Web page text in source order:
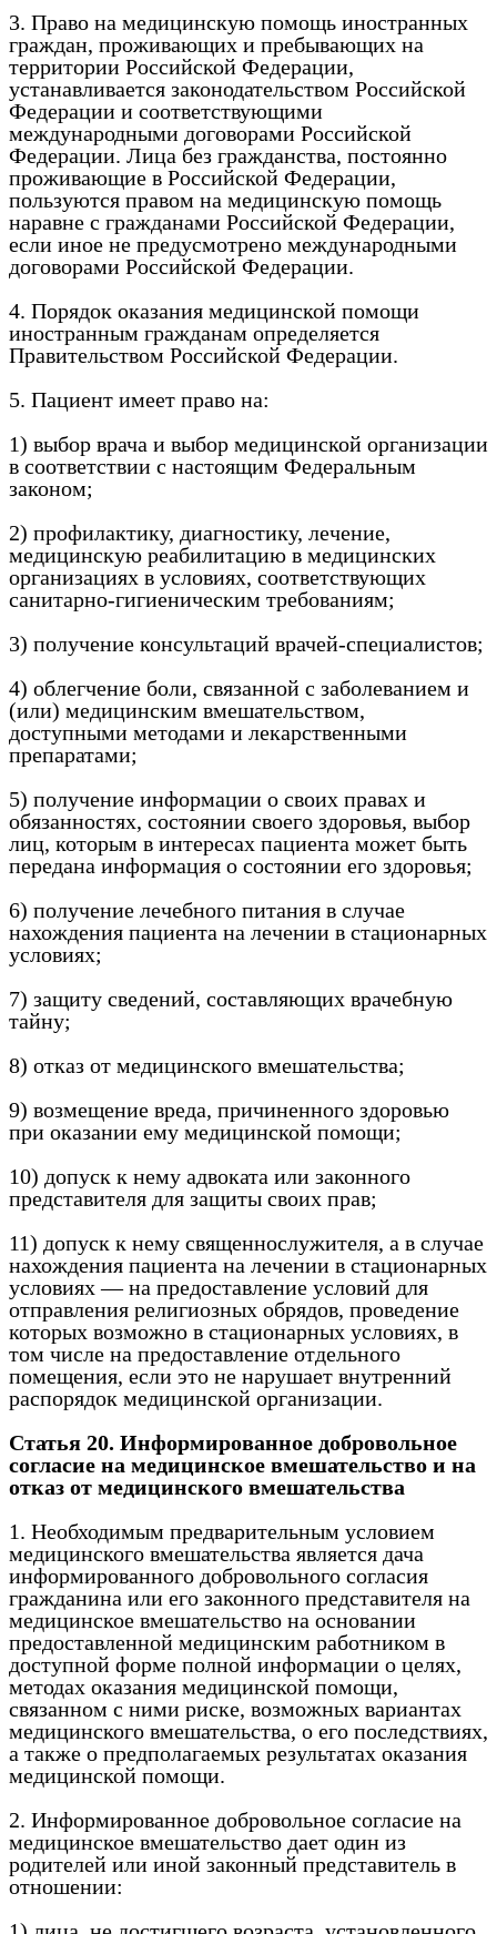
3. Право на медицинскую помощь иностранных
граждан, проживающих и пребывающих на
территории Российской Федерации,
устанавливается законодательством Российской
Федерации и соответствующими
международными договорами Российской
Федерации. Лица без гражданства, постоянно
проживающие в Российской Федерации,
пользуются правом на медицинскую помощь
наравне с гражданами Российской Федерации,
если иное не предусмотрено международными
договорами Российской Федерации.
4. Порядок оказания медицинской помощи
иностранным гражданам определяется
Правительством Российской Федерации.
5. Пациент имеет право на:
1) выбор врача и выбор медицинской организации
в соответствии с настоящим Федеральным
законом;
2) профилактику, диагностику, лечение,
медицинскую реабилитацию в медицинских
организациях в условиях, соответствующих
санитарно-гигиеническим требованиям;
3) получение консультаций врачей-специалистов;
4) облегчение боли, связанной с заболеванием и
(или) медицинским вмешательством,
доступными методами и лекарственными
препаратами;
5) получение информации о своих правах и
обязанностях, состоянии своего здоровья, выбор
лиц, которым в интересах пациента может быть
передана информация о состоянии его здоровья;
6) получение лечебного питания в случае
нахождения пациента на лечении в стационарных
условиях;
7) защиту сведений, составляющих врачебную
тайну;
8) отказ от медицинского вмешательства;
9) возмещение вреда, причиненного здоровью
при оказании ему медицинской помощи;
10) допуск к нему адвоката или законного
представителя для защиты своих прав;
11) допуск к нему священнослужителя, а в случае
нахождения пациента на лечении в стационарных
условиях — на предоставление условий для
отправления религиозных обрядов, проведение
которых возможно в стационарных условиях, в
том числе на предоставление отдельного
помещения, если это не нарушает внутренний
распорядок медицинской организации.
Статья 20. Информированное добровольное
согласие на медицинское вмешательство и на
отказ от медицинского вмешательства
1. Необходимым предварительным условием
медицинского вмешательства является дача
информированного добровольного согласия
гражданина или его законного представителя на
медицинское вмешательство на основании
предоставленной медицинским работником в
доступной форме полной информации о целях,
методах оказания медицинской помощи,
связанном с ними риске, возможных вариантах
медицинского вмешательства, о его последствиях,
а также о предполагаемых результатах оказания
медицинской помощи.
2. Информированное добровольное согласие на
медицинское вмешательство дает один из
родителей или иной законный представитель в
отношении: